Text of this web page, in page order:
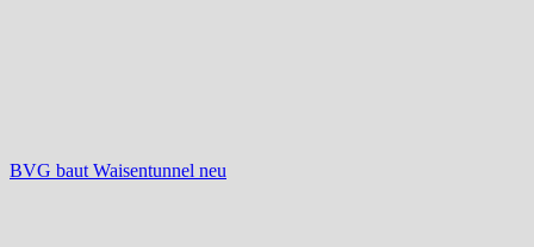
BVG baut Waisentunnel neu